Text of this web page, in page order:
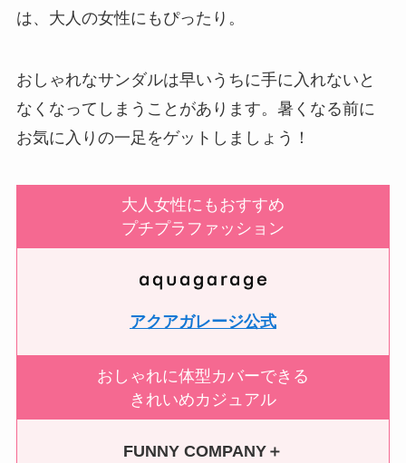
は、大人の女性にもぴったり。
おしゃれなサンダルは早いうちに手に入れないと
なくなってしまうことがあります。暑くなる前に
お気に入りの一足をゲットしましょう！
大人女性にもおすすめ
プチプラファッション
アクアガレージ公式
おしゃれに体型カバーできる
きれいめカジュアル
FUNNY COMPANY＋